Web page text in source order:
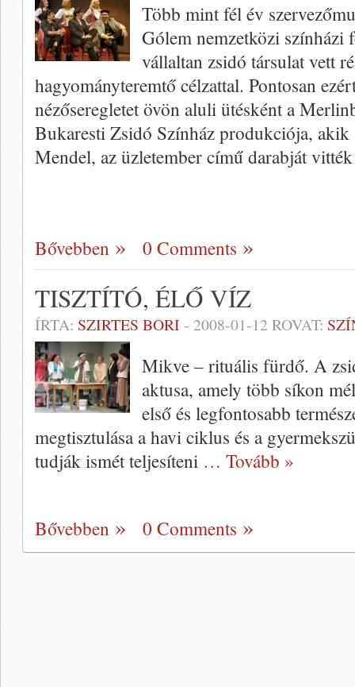
Több mint fél év
Gólem nemzetközi színházi
vállaltan zsidó társulat vett
hagyományteremtő célzattal. Pontosan
nézőseregletet övön aluli ütésként a
Bukaresti Zsidó Színház produkciója,
Mendel, az üzletember című darabját
Bővebben 0 Comments
TISZTÍTÓ, ÉLŐ VÍZ
ÍRTA: SZIRTES BORI - 2008-01-12 ROVAT:
Mikve – rituális fürdő. A
aktusa, amely több síkon
első és legfontosabb
megtisztulása a havi ciklus és a
tudják ismét teljesíteni … Tovább »
Bővebben 0 Comments